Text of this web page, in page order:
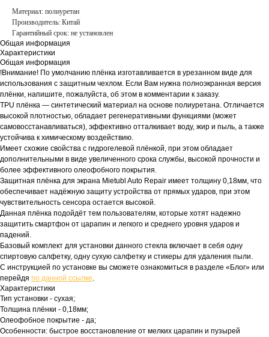
Материал: полиуретан
Производитель: Китай
Гарантийный срок: не установлен
Общая информация
Характеристики
Общая информация
!Внимание! По умолчанию плёнка изготавливается в урезанном виде для
использования с защитным чехлом. Если Вам нужна полноэкранная версия
плёнки, напишите, пожалуйста, об этом в комментарии к заказу.
TPU плёнка — синтетический материал на основе полиуретана. Отличается
высокой плотностью, обладает регенеративными функциями (может
самовосстанавливаться), эффективно отталкивает воду, жир и пыль, а также
устойчива к химическому воздействию.
Имеет схожие свойства с гидрогелевой плёнкой, при этом обладает
дополнительными в виде увеличенного срока службы, высокой прочности и
более эффективного олеофобного покрытия.
Защитная плёнка для экрана Mietubl Auto Repair имеет толщину 0,18мм, что
обеспечивает надёжную защиту устройства от прямых ударов, при этом
чувствительность сенсора остается высокой.
Данная плёнка подойдёт тем пользователям, которые хотят надежно
защитить смартфон от царапин и легкого и среднего уровня ударов и
падений.
Базовый комплект для установки данного стекла включает в себя одну
спиртовую салфетку, одну сухую салфетку и стикеры для удаления пыли.
С инструкцией по установке вы сможете ознакомиться в разделе «Блог» или
перейдя по данной ссылке.
Характеристики
Тип установки - сухая;
Толщина плёнки - 0,18мм;
Олеофобное покрытие - да;
Особенности: быстрое восстановление от мелких царапин и пузырей